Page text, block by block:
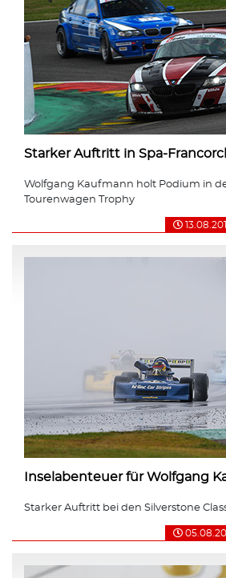
Starker Auftritt in Spa-
Wolfgang Kaufmann holt Podium in
Tourenwagen Trophy
Inselabenteuer für Wolfgang
Starker Auftritt bei den Silverstone